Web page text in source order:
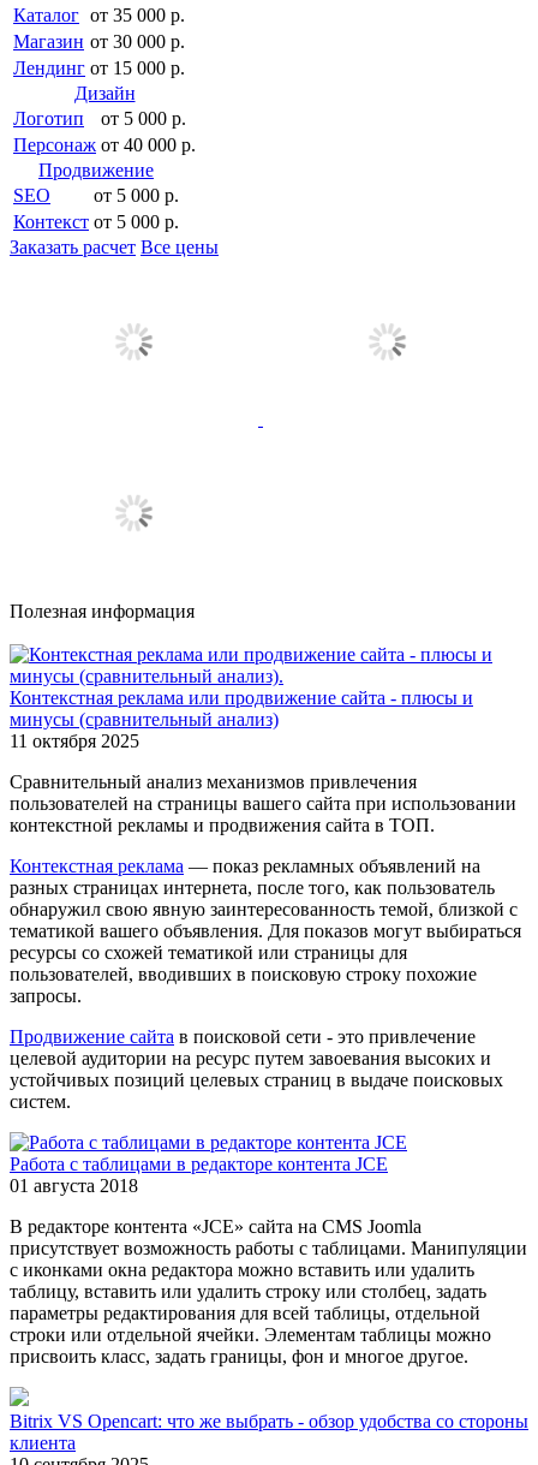
Каталог от 35 000 р.
Магазин от 30 000 р.
Лендинг от 15 000 р.
Дизайн
Логотип
от 5 000 р.
Персонаж от 40 000 р.
Продвижение
SEO
от 5 000 р.
Контекст от 5 000 р.
Заказать расчет Все цены
Полезная информация
Контекстная реклама или продвижение сайта - плюсы и
минусы (сравнительный анализ)
11 октября 2025
Сравнительный анализ механизмов привлечения
пользователей на страницы вашего сайта при использовании
контекстной рекламы и продвижения сайта в ТОП.
Контекстная реклама — показ рекламных объявлений на
разных страницах интернета, после того, как пользователь
обнаружил свою явную заинтересованность темой, близкой с
тематикой вашего объявления. Для показов могут выбираться
ресурсы со схожей тематикой или страницы для
пользователей, вводивших в поисковую строку похожие
запросы.
Продвижение сайта в поисковой сети - это привлечение
целевой аудитории на ресурс путем завоевания высоких и
устойчивых позиций целевых страниц в выдаче поисковых
систем.
Работа с таблицами в редакторе контента JCE
01 августа 2018
В редакторе контента «JCE» сайта на CMS Joomla
присутствует возможность работы с таблицами. Манипуляции
с иконками окна редактора можно вставить или удалить
таблицу, вставить или удалить строку или столбец, задать
параметры редактирования для всей таблицы, отдельной
строки или отдельной ячейки. Элементам таблицы можно
присвоить класс, задать границы, фон и многое другое.
Bitrix VS Opencart: что же выбрать - обзор удобства со стороны
клиента